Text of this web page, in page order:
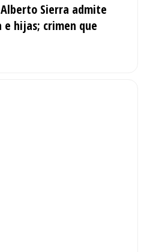
Sierra admite
e hijas; crimen que